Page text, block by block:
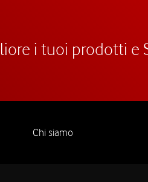
i tuoi prodotti e
Chi siamo